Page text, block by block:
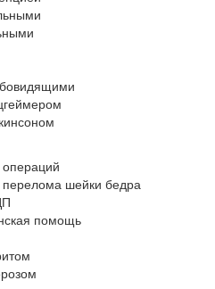
перелома шейки бедра
помощь